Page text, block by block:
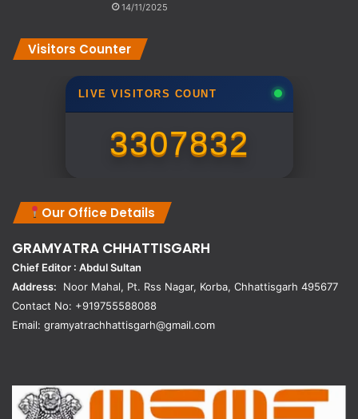
14/11/2025
Visitors Counter
LIVE VISITORS COUNT
3307832
Our Office Details
GRAMYATRA CHHATTISGARH
Chief Editor : Abdul Sultan
Address: Noor Mahal, Pt. Rss Nagar, Korba, Chhattisgarh 495677
Contact No: +919755588088
Email: gramyatrachhattisgarh@gmail.com